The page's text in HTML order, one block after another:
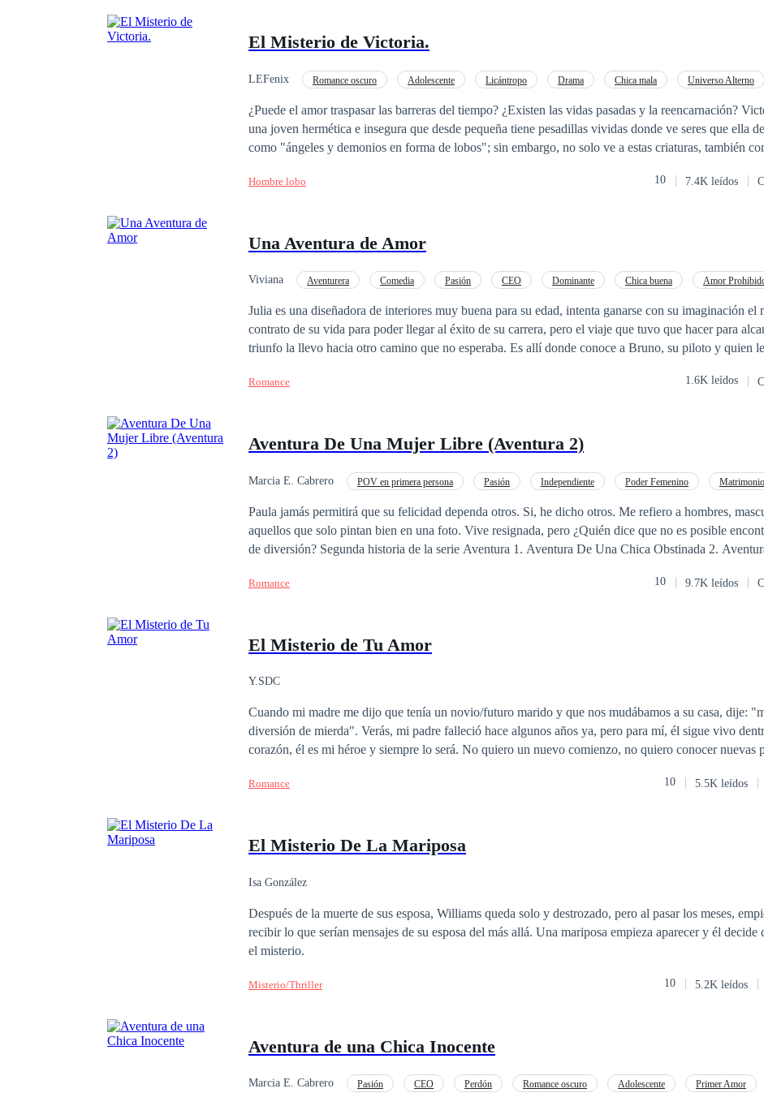
El Misterio de Victoria.
LEFenix Romance oscuro Adolescente Licántropo Drama Chica mala
Universo Alterno
¿Puede el amor traspasar las barreras del tiempo? ¿Existen las vidas pasadas y la reencarnación?
una joven hermética e insegura que desde pequeña tiene pesadillas vividas donde ve seres que ella
como "ángeles y demonios en forma de lobos"; sin embargo, no solo ve a estas criaturas, también
enamore de este extraño caballero que la visita en sueños y dice llamarse Adrián Álamo; al sentirse
que tiene dormida Victoria en su interior desde muchos siglos atrás. "Un océano entero de eternidades no me
comenzado. Es hora de que veas tu verdadera realidad, sentirás filosas dagas envenenadas que caerán
eternidad.” En ese instante me doy cuenta, que lo que yace en mi interior está luchando con más fuerza por
emerger. Me levanto de la cama y camino hacia la ventana, mis manos se aferran en el alféizar,
cálida lágrima recorre mi mejilla; suspiro, y analizo, que esta es otra maldita noche fría en la que
Hombre lobo 10 7.4K leídos
Una Aventura de Amor
Viviana Aventurera Comedia Pasión CEO Dominante Chica buena Amor
Julia es una diseñadora de interiores muy buena para su edad, intenta ganarse con su imaginación el
contrato de su vida para poder llegar al éxito de su carrera, pero el viaje que tuvo que hacer para
triunfo la llevo hacia otro camino que no esperaba. Es allí donde conoce a Bruno, su piloto y quien le salva la
medida que ambos comparten una experiencia que jamás olvidarían en un lugar remoto e inhóspito. Ambos
Romance 1.6K leídos
Aventura De Una Mujer Libre (Aventura 2)
Marcia E. Cabrero POV en primera persona Pasión Independiente Poder Femenino
Paula jamás permitirá que su felicidad dependa otros. Si, he dicho otros. Me refiero a hombres, masculino,
aquellos que solo pintan bien en una foto. Vive resignada, pero ¿Quién dice que no es posible encontrar algo
de diversión? Segunda historia de la serie Aventura 1. Aventura De Una Chica Obstinada 2. Aventura De Una
Romance 10 9.7K leídos
El Misterio de Tu Amor
Y.SDC
Cuando mi madre me dijo que tenía un novio/futuro marido y que nos mudábamos a su casa, dije:
diversión de mierda". Verás, mi padre falleció hace algunos años ya, pero para mí, él sigue vivo dentro de mi
corazón, él es mi héroe y siempre lo será. No quiero un nuevo comienzo, no quiero conocer nuevas
Mi idiota, engreído, enfermo, hermoso hermanastro. Cuando David, alias 'mi padre', me dijo: "hijo, estoy
roben la herencia millonaria que nos dejó a mi padre y a mí. Todos quieren el puto dinero, pero no lo
haberme conocido.
Romance 10 5.5K leídos
El Misterio De La Mariposa
Isa González
Después de la muerte de sus esposa, Williams queda solo y destrozado, pero al pasar los meses,
recibir lo que serían mensajes de su esposa del más allá. Una mariposa empieza aparecer y él decide descubrir
el misterio.
Misterio/Thriller 10 5.2K leídos
Aventura de una Chica Inocente
Marcia E. Cabrero Pasión CEO Perdón Romance oscuro Adolescente
Primer Amor